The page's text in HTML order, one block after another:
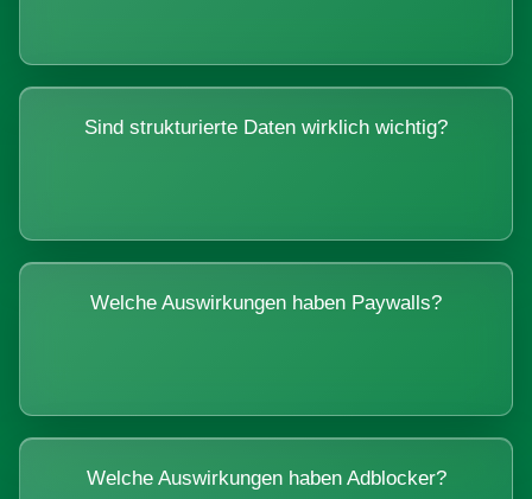
Sind strukturierte Daten wirklich wichtig?
Welche Auswirkungen haben Paywalls?
Welche Auswirkungen haben Adblocker?